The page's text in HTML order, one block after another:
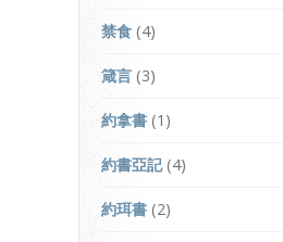
禁食 (4)
箴言 (3)
約拿書 (1)
約書亞記(4)
約珥書 (2)